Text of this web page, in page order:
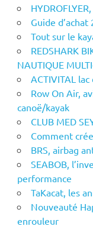
Guide
Tout sur le
REDSHARK
NAUTIQUE
ACTIVITAL
Row On Air,
canoë/kayak
CLUB MED
Comment
BRS, airbag
SEABOB,
performance
TaKacat, les
Nouveauté
enrouleur